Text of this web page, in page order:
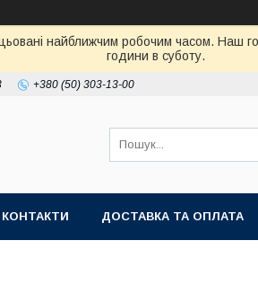
найближчим робочим часом.
години в суботу.
+380 (50) 303-13-00
КОНТАКТИ ДОСТАВКА ТА ОПЛАТА